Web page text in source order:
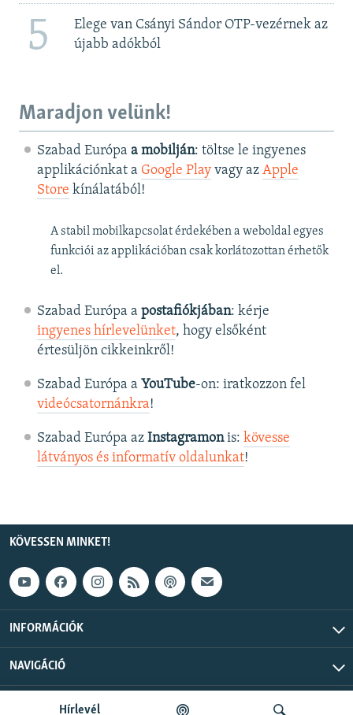
Hírlevél
5
Elege van Csányi Sándor OTP-vezérnek az
újabb adókból
Maradjon velünk!
Szabad Európa a mobilján: töltse le ingyenes
applikációnkat a Google Playvagy az Apple
Store kínálatából!
A stabil mobilkapcsolat érdekében a weboldal egyes
funkciói az applikációban csak korlátozottan érhetők
el.
Szabad Európa a postafiókjában: kérje
ingyenes hírlevelünket, hogy elsőként
értesüljön cikkeinkről!
Szabad Európa a YouTube-on: iratkozzon fel
videócsatornánkra!
Szabad Európa az Instagramonis: kövesse
látványos és informatív oldalunkat! ​
KÖVESSEN MINKET!
INFORMÁCIÓK
NAVIGÁCIÓ
Szabad Európa © 2026 RFE/RL, Inc. Minden jog fenntartva.